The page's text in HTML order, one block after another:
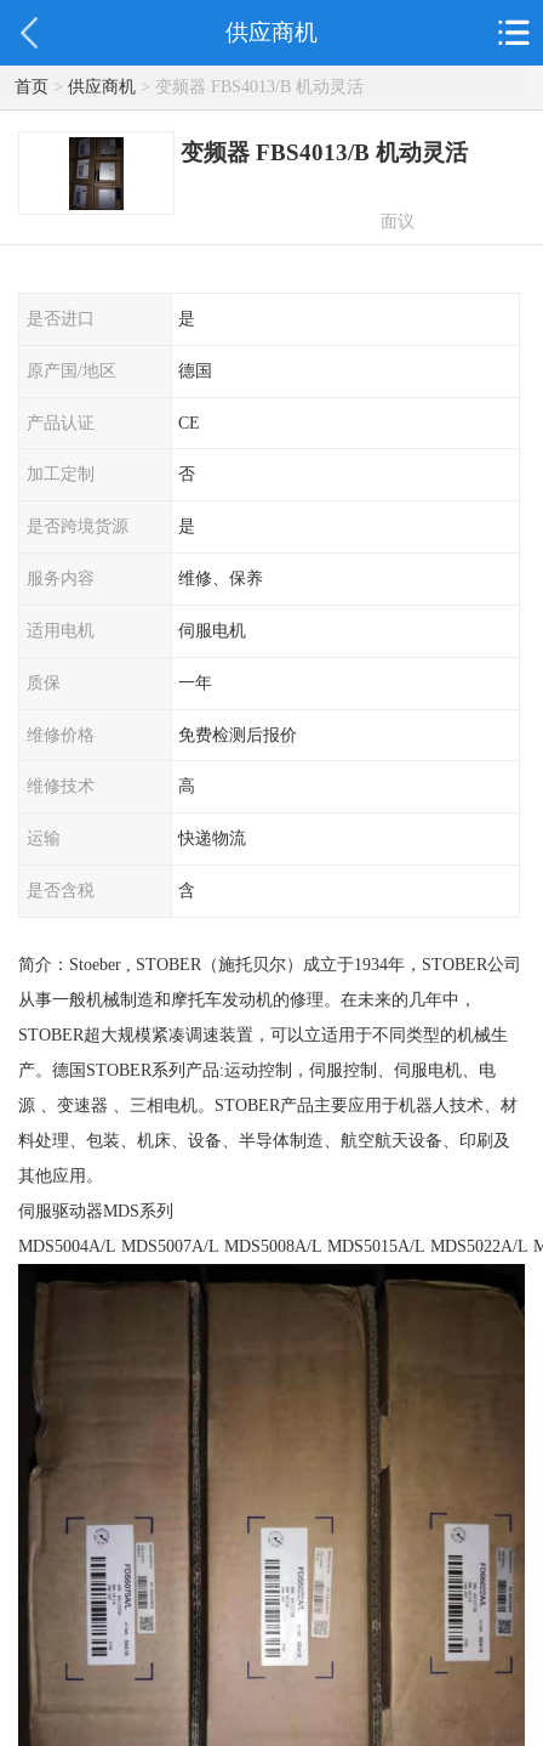
供应商机
首页> 供应商机> 变频器 FBS4013/B 机动灵活
变频器 FBS4013/B 机动灵活
面议
是否进口 是
原产国/地区 德国
产品认证 CE
加工定制 否
是否跨境货源 是
服务内容 维修、保养
适用电机 伺服电机
质保 一年
维修价格 免费检测后报价
维修技术 高
运输 快递物流
是否含税 含
简介：Stoeber , STOBER（施托贝尔）成立于1934年，STOBER公司
从事一般机械制造和摩托车发动机的修理。在未来的几年中，
STOBER超大规模紧凑调速装置，可以立适用于不同类型的机械生
产。德国STOBER系列产品:运动控制，伺服控制、伺服电机、电
源 、变速器 、三相电机。STOBER产品主要应用于机器人技术、材
料处理、包装、机床、设备、半导体制造、航空航天设备、印刷及
其他应用。
伺服驱动器MDS系列
MDS5004A/L MDS5007A/L MDS5008A/L MDS5015A/L MDS5022A/